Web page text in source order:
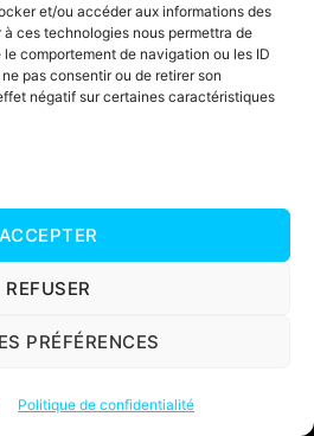
et/ou accéder aux informations des
ces technologies nous permettra de
comportement de navigation ou les ID
pas consentir ou de retirer son
négatif sur certaines caractéristiques
ACCEPTER
REFUSER
PRÉFÉRENCES
Politique de confidentialité
CE1 CE2 CM1